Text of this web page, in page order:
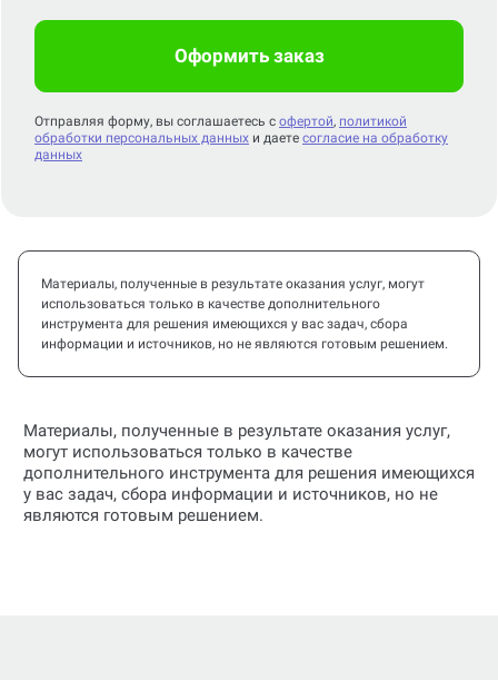
Оформить заказ
Отправляя форму, вы соглашаетесь с офертой, политикой
обработки персональных данных и даете согласие на обработку
данных
Материалы, полученные в результате оказания услуг, могут
использоваться только в качестве дополнительного
инструмента для решения имеющихся у вас задач, сбора
информации и источников, но не являются готовым решением.
Материалы, полученные в результате оказания услуг,
могут использоваться только в качестве
дополнительного инструмента для решения имеющихся
у вас задач, сбора информации и источников, но не
являются готовым решением.